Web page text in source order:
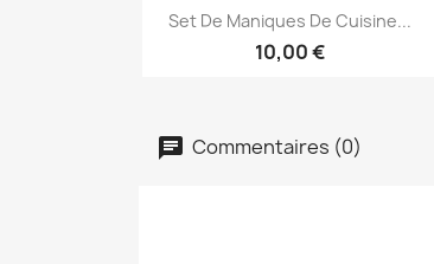
Aperçu rapide
Set De Maniques De Cuisine...
10,00 €
Commentaires (0)